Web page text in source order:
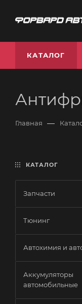
КАТАЛОГ
Главная —
КАТАЛОГ
Запчасти
Тюнинг
Автохимия и
Аккумуляторы
автомобильные